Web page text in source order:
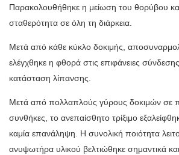
Παρακολουθήθηκε η μείωση του θορύβου και
σταθερότητα σε όλη τη διάρκεια.
Μετά από κάθε κύκλο δοκιμής,
ελέγχθηκε η φθορά στις επιφάνειες
κατάσταση λίπανσης.
Μετά από πολλαπλούς γύρους δοκιμών σε
συνθήκες, το ανεπαίσθητο τρίξιμο
καμία επανάληψη. Η συνολική ποιότητα
ανυψωτήρα υλικού βελτιώθηκε σημαντικά